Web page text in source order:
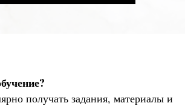
получать задания, материалы и